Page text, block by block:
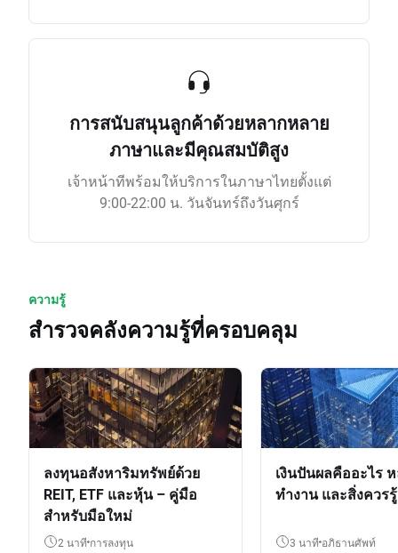
การสนับสนุนลูกค้าด้วยหลากหลาย
ภาษาและมีคุณสมบัติสูง
เจ้าหน้าทีพร้อมให้บริการในภาษาไทยตั้งแต่
9:00-22:00 น. วันจันทร์ถึงวันศุกร์
ความรู้
สำรวจคลังความรู้ที่ครอบคลุม
ลงทุนอสังหาริมทรัพย์ด้วย
REIT, ETF และหุ้น – คู่มือ
สำหรับมือใหม่
2 นาที การลงทุน
เงินปันผลคืออะไร
ทำงาน และสิ่งควรรู้
3 นาที อภิธานศัพท์